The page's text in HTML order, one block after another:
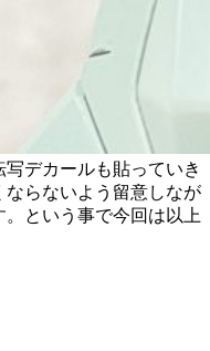
デカールも貼っていき
らないよう留意しなが
という事で今回は以上